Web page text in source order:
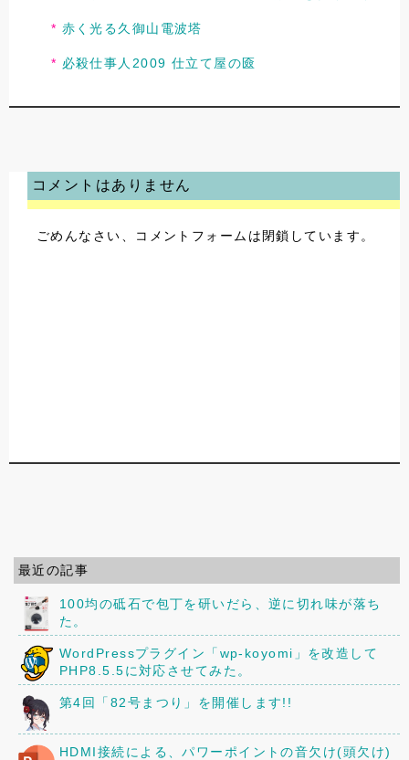
赤く光る久御山電波塔
必殺仕事人2009 仕立て屋の匳
コメントはありません
ごめんなさい、コメントフォームは閉鎖しています。
最近の記事
100均の砥石で包丁を研いだら、逆に切れ味が落ち
た。
WordPressプラグイン「wp-koyomi」を改造して
PHP8.5.5に対応させてみた。
第4回「82号まつり」を開催します!!
HDMI接続による、パワーポイントの音欠け(頭欠け)